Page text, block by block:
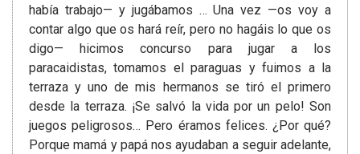
había trabajo— y jugábamos … Una vez —os voy a
contar algo que os hará reír, pero no hagáis lo que os
digo— hicimos concurso para jugar a los
paracaidistas, tomamos el paraguas y fuimos a la
terraza y uno de mis hermanos se tiró el primero
desde la terraza. ¡Se salvó la vida por un pelo! Son
juegos peligrosos… Pero éramos felices. ¿Por qué?
Porque mamá y papá nos ayudaban a seguir adelante,